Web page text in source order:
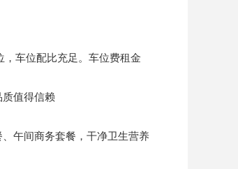
车位配比充足。车位费租金
值得信赖
午间商务套餐，干净卫生营养